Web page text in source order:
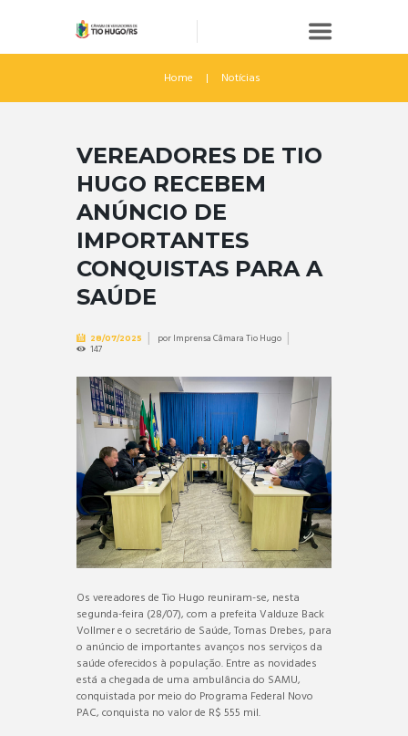
Home Notícias
VEREADORES DE TIO
HUGO RECEBEM
ANÚNCIO DE
IMPORTANTES
CONQUISTAS PARA A
SAÚDE
28/07/2025 porImprensa Câmara Tio Hugo
147
Os vereadores de Tio Hugo reuniram-se, nesta
segunda-feira (28/07), com a prefeita Valduze Back
Vollmer e o secretário de Saúde, Tomas Drebes, para
o anúncio de importantes avanços nos serviços da
saúde oferecidos à população. Entre as novidades
está a chegada de uma ambulância do SAMU,
conquistada por meio do Programa Federal Novo
PAC, conquista no valor de R$ 555 mil.